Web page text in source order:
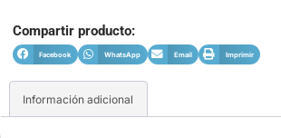
Compartir producto:
Facebook WhatsApp Email Imprimir
Información adicional